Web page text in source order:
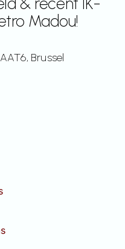
Madou!
6, Brussel